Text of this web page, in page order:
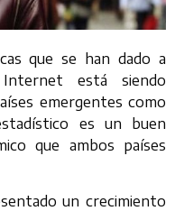
que se han dado a
está siendo
emergentes como
es un buen
que ambos países
un crecimiento